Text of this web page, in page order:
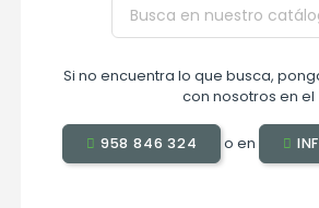
Si no encuentra lo que busca,
con nosotros en el
958 846 324 o en